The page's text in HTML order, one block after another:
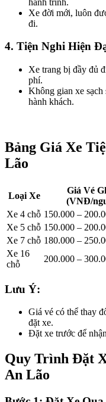
Xe đời mới, luôn
đi.
4. Tiện Nghi Hiện
Xe trang bị đầy đủ
phí.
Không gian xe sạch
hành khách.
Bảng Giá Xe
Lão
Loại Xe
Giá Vé
(VNĐ/
Xe 4 chỗ 150.000 –
Xe 5 chỗ 150.000 –
Xe 7 chỗ 180.000 –
Xe 16
chỗ
200.000 –
Lưu Ý:
Giá vé có thể thay
đặt xe.
Đặt xe trước để
Quy Trình Đặt
An Lão